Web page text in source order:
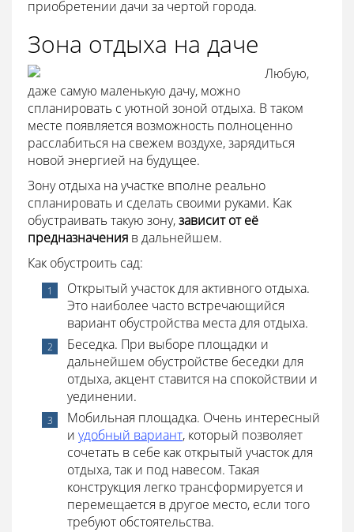
приобретении дачи за чертой города.
Зона отдыха на даче
Любую,
даже самую маленькую дачу, можно
спланировать с уютной зоной отдыха. В таком
месте появляется возможность полноценно
расслабиться на свежем воздухе, зарядиться
новой энергией на будущее.
Зону отдыха на участке вполне реально
спланировать и сделать своими руками. Как
обустраивать такую зону,зависит от её
предназначения в дальнейшем.
Как обустроить сад:
Открытый участок для активного отдыха.
Это наиболее часто встречающийся
вариант обустройства места для отдыха.
Беседка. При выборе площадки и
дальнейшем обустройстве беседки для
отдыха, акцент ставится на спокойствии и
уединении.
Мобильная площадка. Очень интересный
и удобный вариант, который позволяет
сочетать в себе как открытый участок для
отдыха, так и под навесом. Такая
конструкция легко трансформируется и
перемещается в другое место, если того
требуют обстоятельства.